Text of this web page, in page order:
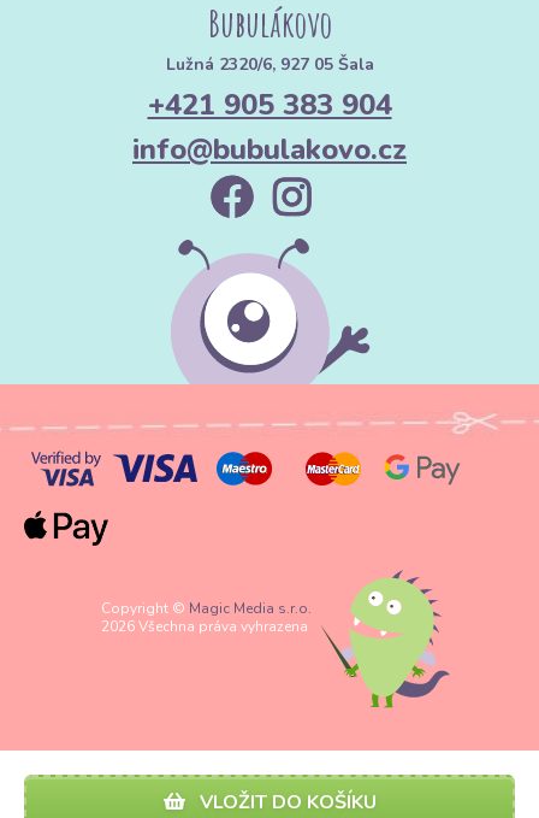
VLOŽIT DO KOŠÍKU
Bubulákovo
Lužná 2320/6, 927 05 Šala
+421 905 383 904
info@bubulakovo.cz
Copyright © Magic Media s.r.o.
2026 Všechna práva vyhrazena